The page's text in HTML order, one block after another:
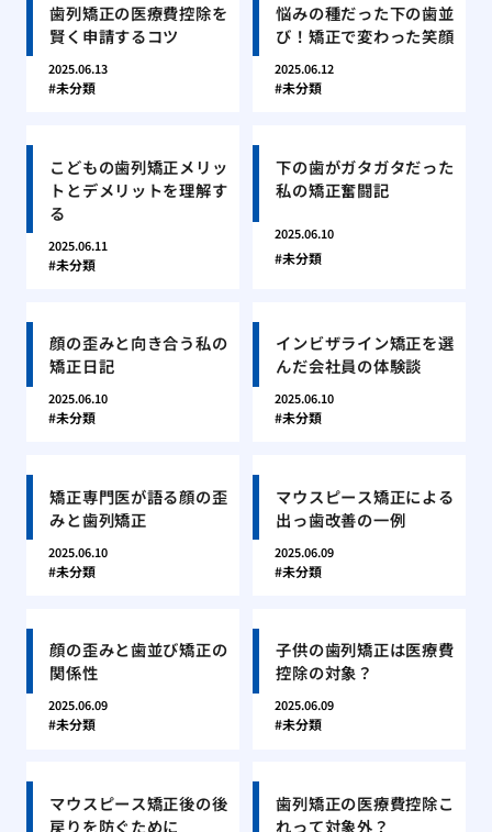
歯列矯正の医療費控除を
賢く申請するコツ
2025.06.13
未分類
悩みの種だった下の歯並
び！矯正で変わった笑顔
2025.06.12
未分類
こどもの歯列矯正メリッ
トとデメリットを理解す
る
2025.06.11
未分類
下の歯がガタガタだった
私の矯正奮闘記
2025.06.10
未分類
顔の歪みと向き合う私の
矯正日記
2025.06.10
未分類
インビザライン矯正を選
んだ会社員の体験談
2025.06.10
未分類
矯正専門医が語る顔の歪
みと歯列矯正
2025.06.10
未分類
マウスピース矯正による
出っ歯改善の一例
2025.06.09
未分類
顔の歪みと歯並び矯正の
関係性
2025.06.09
未分類
子供の歯列矯正は医療費
控除の対象？
2025.06.09
未分類
マウスピース矯正後の後
戻りを防ぐために
歯列矯正の医療費控除こ
れって対象外？